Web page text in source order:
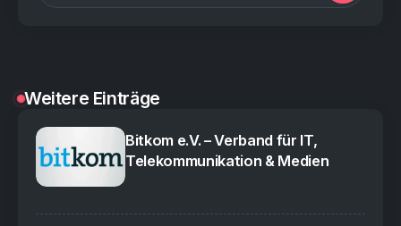
Weitere Einträge
Bitkom e.V. – Verband für IT,
Telekommunikation & Medien